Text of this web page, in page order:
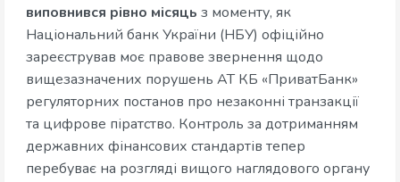
виповнився рівно місяць з моменту, як
Національний банк України (НБУ) офіційно
зареєстрував моє правове звернення щодо
вищезазначених порушень АТ КБ «ПриватБанк»
регуляторних постанов про незаконні транзакції
та цифрове піратство. Контроль за дотриманням
державних фінансових стандартів тепер
перебуває на розгляді вищого наглядового органу